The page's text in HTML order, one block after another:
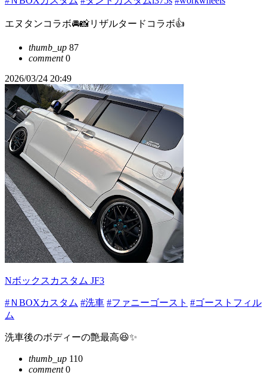
エヌタンコラボ🚘📸リザルタードコラボ👍
thumb_up 87
comment0
2026/03/24 20:49
Nボックスカスタム JF3
#ＮBOXカスタム #洗車 #ファニーゴースト #ゴーストフィル
ム
洗車後のボディーの艶最高😆✨
thumb_up 110
comment0